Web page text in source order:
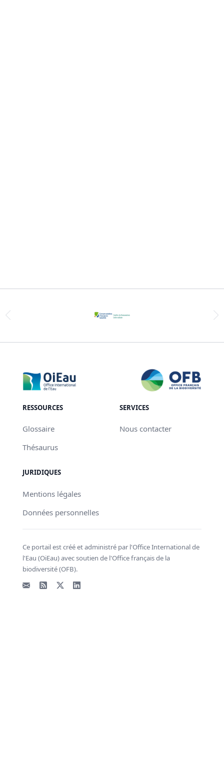
RESSOURCES
Glossaire
Thésaurus
SERVICES
Nous contacter
JURIDIQUES
Mentions légales
Données personnelles
Ce portail est créé et administré par l'Office International de
l'Eau (OiEau) avec soutien de l'Office français de la
biodiversité (OFB).